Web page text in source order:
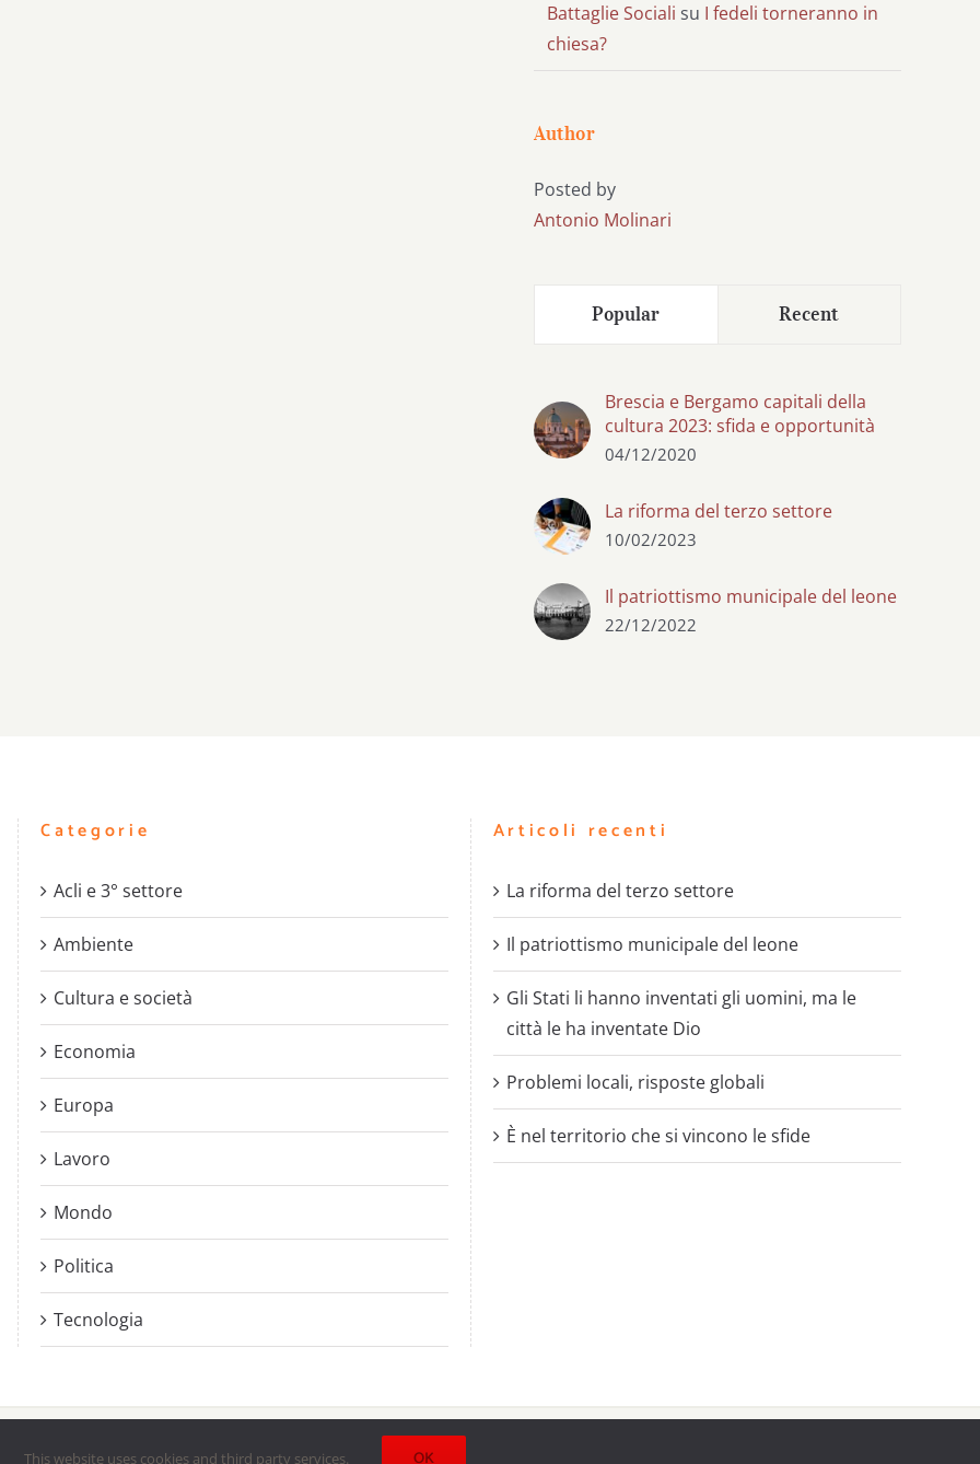
Battaglie Sociali su I fedeli torneranno in
chiesa?
Author
Posted by
Antonio Molinari
Popular Recent
Brescia e Bergamo capitali della
cultura 2023: sfida e opportunità
04/12/2020
La riforma del terzo settore
10/02/2023
Il patriottismo municipale del leone
22/12/2022
Categorie
Acli e 3° settore
Ambiente
Cultura e società
Economia
Europa
Lavoro
Mondo
Politica
Tecnologia
Articoli recenti
La riforma del terzo settore
Il patriottismo municipale del leone
Gli Stati li hanno inventati gli uomini, ma le
città le ha inventate Dio
Problemi locali, risposte globali
È nel territorio che si vincono le sfide
| All Rights Reserved | Powered byLumenartis
This website uses cookies and third party services.